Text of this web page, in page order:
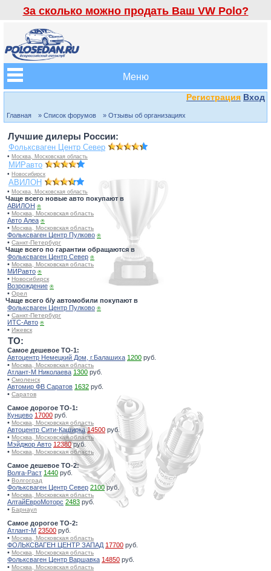
За сколько можно продать Ваш VW Polo?
Меню
Регистрация Вход
Главная » Список форумов » Отзывы об организациях
Лучшие дилеры России:
Фольксваген Центр Север
• Москва, Московская область
МИРавто
• Новосибирск
АВИЛОН
• Москва, Московская область
Чаще всего новые авто покупают в
АВИЛОН ⍟
• Москва, Московская область
Авто Алеа ⍟
• Москва, Московская область
Фольксваген Центр Пулково ⍟
• Санкт-Петербург
Чаще всего по гарантии обращаются в
Фольксваген Центр Север ⍟
• Москва, Московская область
МИРавто ⍟
• Новосибирск
Возрождение ⍟
• Орел
Чаще всего б/у автомобили покупают в
Фольксваген Центр Пулково ⍟
• Санкт-Петербург
ИТС-Авто ⍟
• Ижевск
TO:
Самое дешевое ТО-1:
Автоцентр Немецкий Дом, г.Балашиха 1200 руб.
• Москва, Московская область
Атлант-М Николаева 1300 руб.
• Смоленск
Автомир ФВ Саратов 1632 руб.
• Саратов
Самое дорогое ТО-1:
Кунцево 17000 руб.
• Москва, Московская область
Автоцентр Сити-Каширка 14500 руб.
• Москва, Московская область
Мэйджор Авто 12380руб.
• Москва, Московская область
Самое дешевое ТО-2:
Волга-Раст 1440 руб.
• Волгоград
Фольксваген Центр Север 2100руб.
• Москва, Московская область
АлтайЕвроМоторс 2483 руб.
• Барнаул
Самое дорогое ТО-2:
Атлант-М 23500 руб.
• Москва, Московская область
ФОЛЬКСВАГЕН ЦЕНТР ЗАПАД 17700 руб.
• Москва, Московская область
Фольксваген Центр Варшавка 14850 руб.
• Москва, Московская область